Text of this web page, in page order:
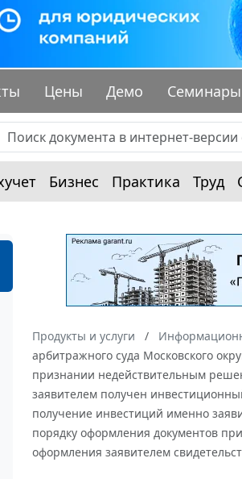
Цены Демо Семинары
Бизнес Практика Труд
Продукты и услуги
арбитражного суда Московского
признании недействительным
заявителем получен
получение инвестиций именно
порядку оформления документов
оформления заявителем